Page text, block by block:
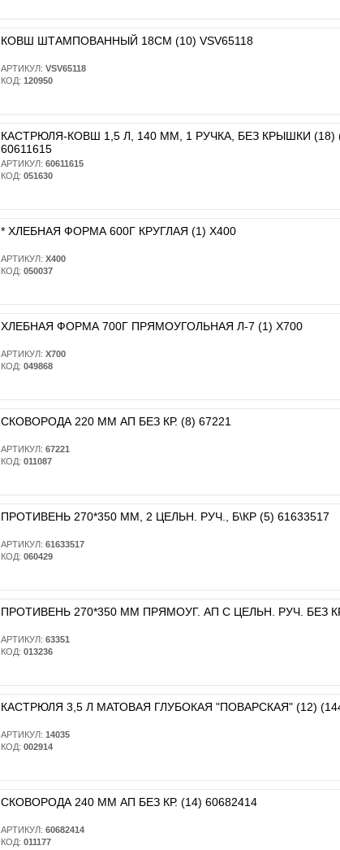
КОВШ ШТАМПОВАННЫЙ 18СМ (10) VSV65118
АРТИКУЛ: VSV65118
КОД: 120950
КАСТРЮЛЯ-КОВШ 1,5 Л, 140 ММ, 1 РУЧКА, БЕЗ КРЫШКИ (18)
60611615
АРТИКУЛ: 60611615
КОД: 051630
* ХЛЕБНАЯ ФОРМА 600Г КРУГЛАЯ (1) Х400
АРТИКУЛ: Х400
КОД: 050037
ХЛЕБНАЯ ФОРМА 700Г ПРЯМОУГОЛЬНАЯ Л-7 (1) Х700
АРТИКУЛ: Х700
КОД: 049868
СКОВОРОДА 220 ММ АП БЕЗ КР. (8) 67221
АРТИКУЛ: 67221
КОД: 011087
ПРОТИВЕНЬ 270*350 ММ, 2 ЦЕЛЬН. РУЧ., Б\КР (5) 61633517
АРТИКУЛ: 61633517
КОД: 060429
ПРОТИВЕНЬ 270*350 ММ ПРЯМОУГ. АП С ЦЕЛЬН. РУЧ. БЕЗ
АРТИКУЛ: 63351
КОД: 013236
КАСТРЮЛЯ 3,5 Л МАТОВАЯ ГЛУБОКАЯ "ПОВАРСКАЯ" (12)
АРТИКУЛ: 14035
КОД: 002914
СКОВОРОДА 240 ММ АП БЕЗ КР. (14) 60682414
АРТИКУЛ: 60682414
КОД: 011177